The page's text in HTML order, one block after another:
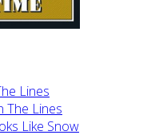
Lines
Like Snow